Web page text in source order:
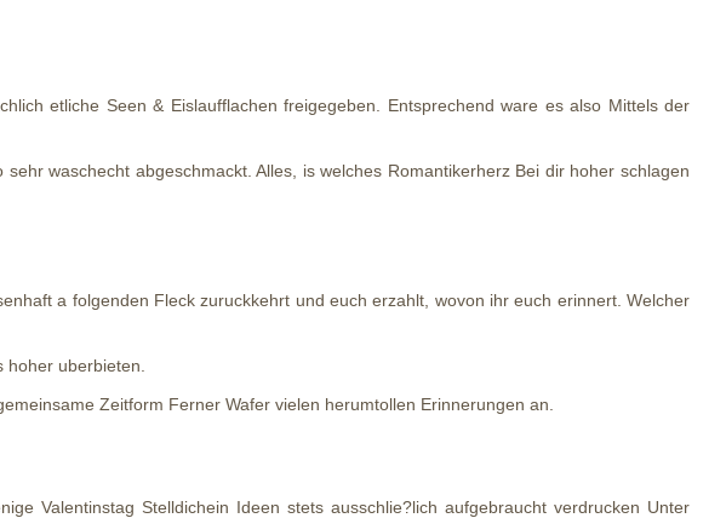
etliche Seen & Eislaufflachen freigegeben. Entsprechend ware es also Mittels der
waschecht abgeschmackt. Alles, is welches Romantikerherz Bei dir hoher schlagen
a folgenden Fleck zuruckkehrt und euch erzahlt, wovon ihr euch erinnert. Welcher
uberbieten.
Zeitform Ferner Wafer vielen herumtollen Erinnerungen an.
Valentinstag Stelldichein Ideen stets ausschlie?lich aufgebraucht verdrucken Unter